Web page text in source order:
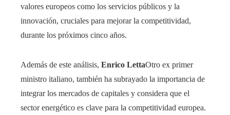
valores europeos como los servicios públicos y la
innovación, cruciales para mejorar la competitividad,
durante los próximos cinco años.
Además de este análisis, Enrico LettaOtro ex primer
ministro italiano, también ha subrayado la importancia de
integrar los mercados de capitales y considera que el
sector energético es clave para la competitividad europea.